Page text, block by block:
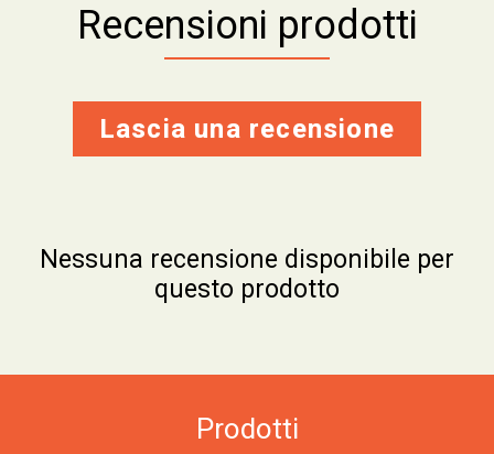
Recensioni prodotti
Lascia una recensione
Nessuna recensione disponibile per
questo prodotto
Prodotti